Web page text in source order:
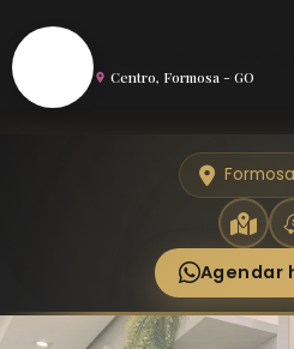
Centro, Formosa - GO
Agendar